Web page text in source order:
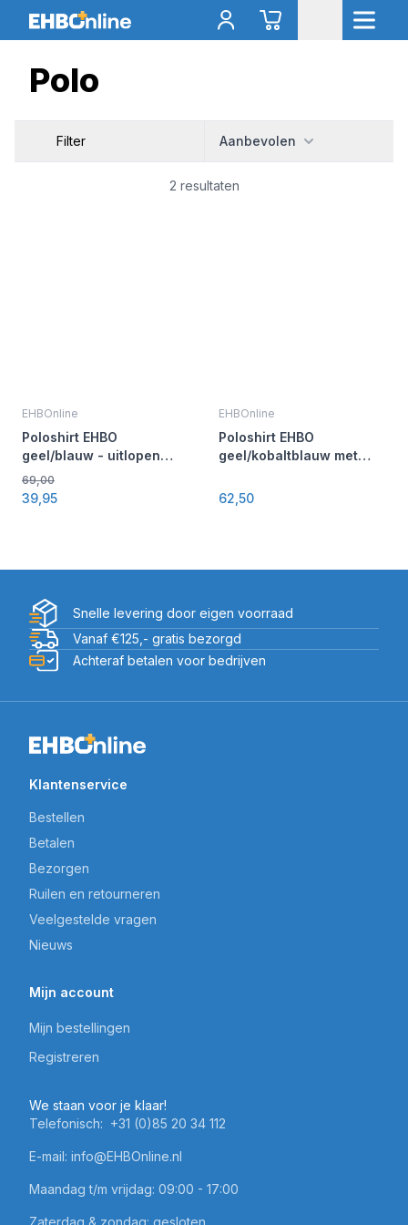
Polo
Filter
2 resultaten
Aanbevolen
EHBOnline
Poloshirt EHBO
geel/blauw - uitlopend
model!
69,00
39,95
EHBOnline
Poloshirt EHBO
geel/kobaltblauw met
striping
62,50
Snelle levering door eigen voorraad
Vanaf €125,- gratis bezorgd
Achteraf betalen voor bedrijven
Klantenservice
Bestellen
Betalen
Bezorgen
Ruilen en retourneren
Veelgestelde vragen
Nieuws
Mijn account
Mijn bestellingen
Registreren
We staan voor je klaar!
Telefonisch: +31 (0)85 20 34 112
E-mail: info@EHBOnline.nl
Maandag t/m vrijdag: 09:00 - 17:00
Zaterdag & zondag: gesloten